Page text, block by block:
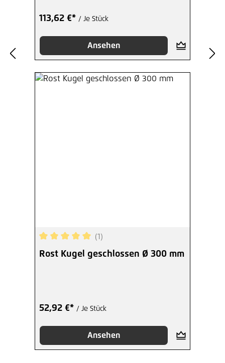
113,62 €* / Je Stück
Ansehen
Durchschnittliche Bewertung von 5 von 5
(1)
Rost Kugel geschlossen Ø 300 mm
52,92 €* / Je Stück
Ansehen